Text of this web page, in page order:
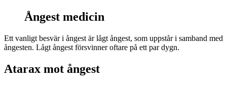
Ångest medicin
Ett vanligt besvär i ångest är lågt ångest, som uppstår i samband med
ångesten. Lågt ångest försvinner oftare på ett par dygn.
Atarax mot ångest